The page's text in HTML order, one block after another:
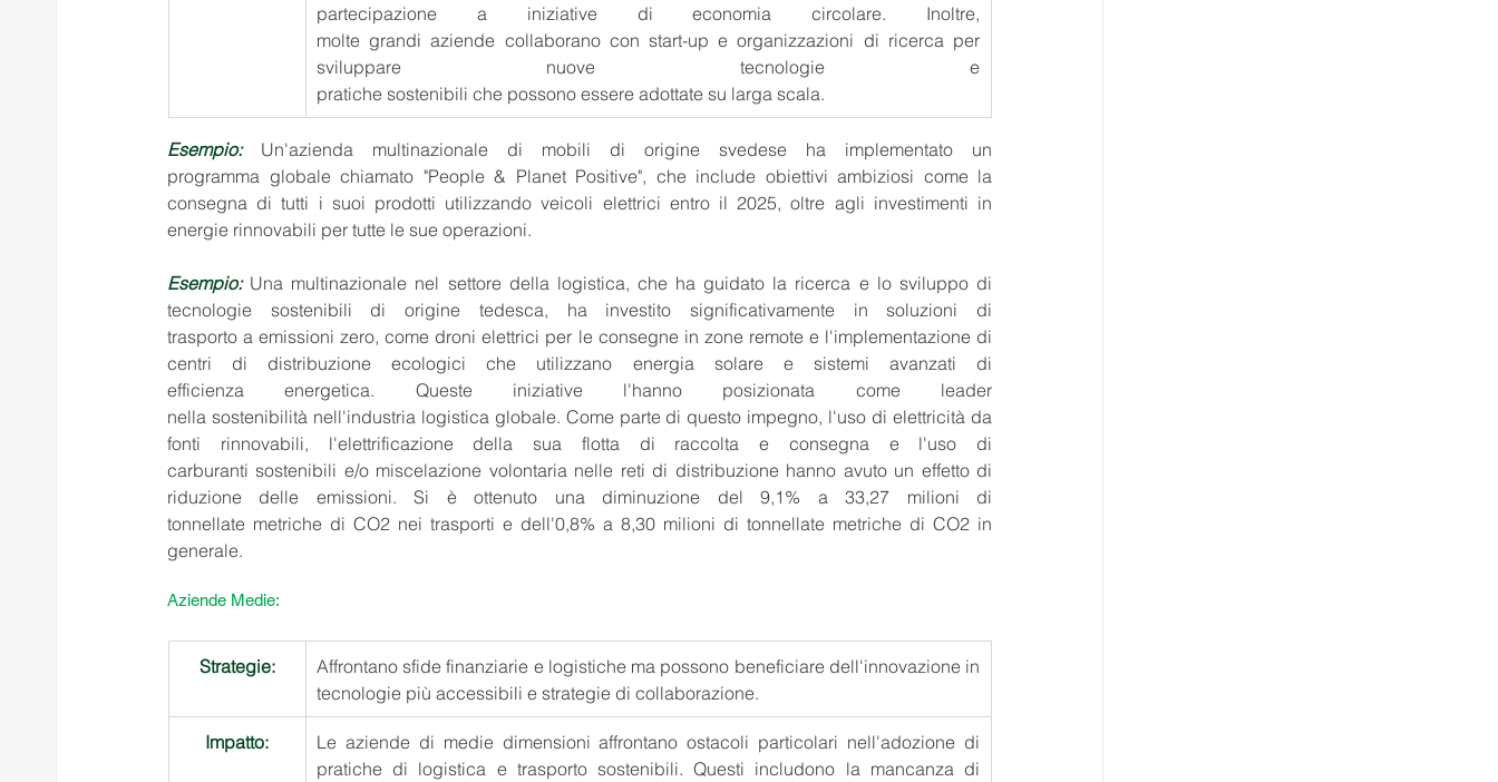
partecipazione a iniziative di economia circolare. Inoltre,
molte grandi aziende collaborano con start-up e organizzazioni di ricerca per
sviluppare nuove tecnologie e
pratiche sostenibili che possono essere adottate su larga scala.
Esempio: Un'azienda multinazionale di mobili di origine svedese ha implementato un
programma globale chiamato "People & Planet Positive", che include obiettivi ambiziosi come la
consegna di tutti i suoi prodotti utilizzando veicoli elettrici entro il 2025, oltre agli investimenti in
energie rinnovabili per tutte le sue operazioni.
Esempio: Una multinazionale nel settore della logistica, che ha guidato la ricerca e lo sviluppo di
tecnologie sostenibili di origine tedesca, ha investito significativamente in soluzioni di
trasporto a emissioni zero, come droni elettrici per le consegne in zone remote e l'implementazione di
centri di distribuzione ecologici che utilizzano energia solare e sistemi avanzati di
efficienza energetica. Queste iniziative l'hanno posizionata come leader
nella sostenibilità nell'industria logistica globale. Come parte di questo impegno, l'uso di elettricità da
fonti rinnovabili, l'elettrificazione della sua flotta di raccolta e consegna e l'uso di
carburanti sostenibili e/o miscelazione volontaria nelle reti di distribuzione hanno avuto un effetto di
riduzione delle emissioni. Si è ottenuto una diminuzione del 9,1% a 33,27 milioni di
tonnellate metriche di CO2 nei trasporti e dell'0,8% a 8,30 milioni di tonnellate metriche di CO2 in
generale.
Aziende Medie:
Strategie:
Affrontano sfide finanziarie e logistiche ma possono beneficiare dell'innovazione in
tecnologie più accessibili e strategie di collaborazione.
Impatto:
Le aziende di medie dimensioni affrontano ostacoli particolari nell'adozione di
pratiche di logistica e trasporto sostenibili. Questi includono la mancanza di